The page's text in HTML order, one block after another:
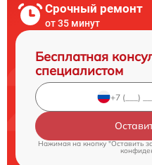
Срочный ремонт
от 35 минут
Бесплатная
специалистом
Нажимая на кнопку "Оставить